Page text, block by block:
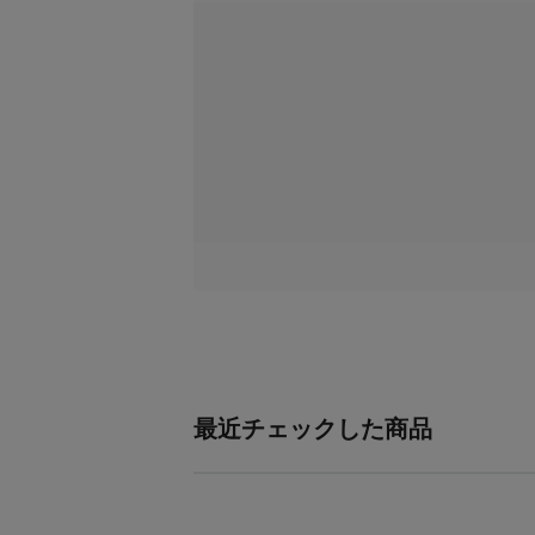
最近チェックした商品